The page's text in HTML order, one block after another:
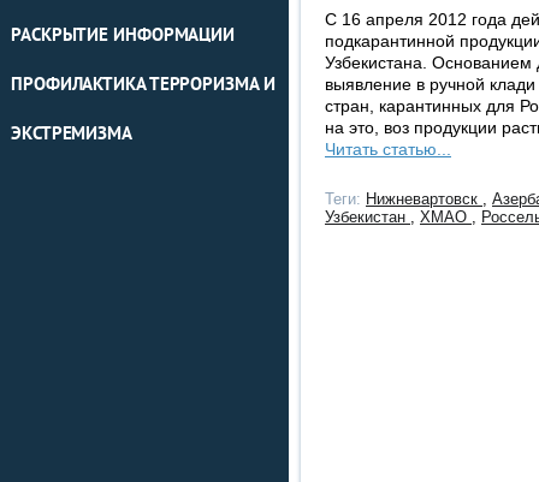
РАСКРЫТИЕ ИНФОРМАЦИИ
ПРОФИЛАКТИКА ТЕРРОРИЗМА И
ЭКСТРЕМИЗМА
С 16 апреля 2012 года
подкарантинной
Узбекистана. Основанием
выявление в ручной
стран, карантинных для
на это, воз продукции
Читать статью...
Теги: Нижневартовск ,
Узбекистан , ХМАО ,